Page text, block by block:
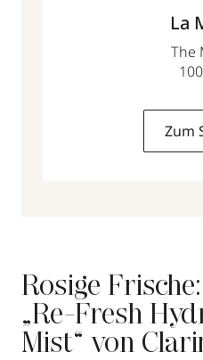
La
The
Zum
Rosige
„Re-Fresh
Mist“ von